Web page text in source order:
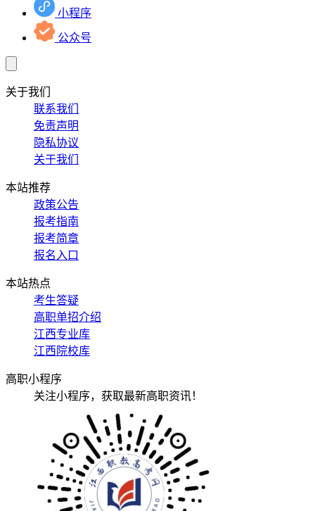
小程序
公众号
关于我们
联系我们
免责声明
隐私协议
关于我们
本站推荐
政策公告
报考指南
报考简章
报名入口
本站热点
考生答疑
高职单招介绍
江西专业库
江西院校库
高职小程序
关注小程序，获取最新高职资讯！